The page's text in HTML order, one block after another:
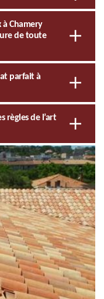
à Chamery
de toute
parfait à
règles de l’art